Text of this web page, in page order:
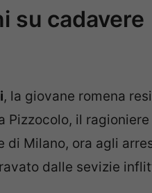
su cadavere
, la giovane romena
il
Milano, ora agli
dalle sevizie